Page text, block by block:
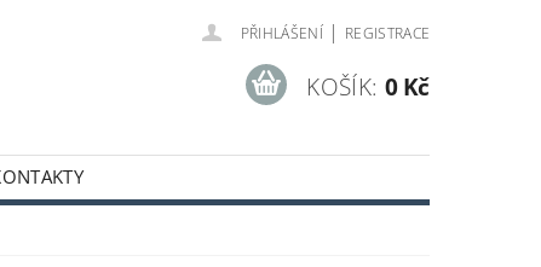
PŘIHLÁŠENÍ | REGISTRACE
KOŠÍK: 0 Kč